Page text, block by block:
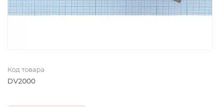
Код товара
DV2000